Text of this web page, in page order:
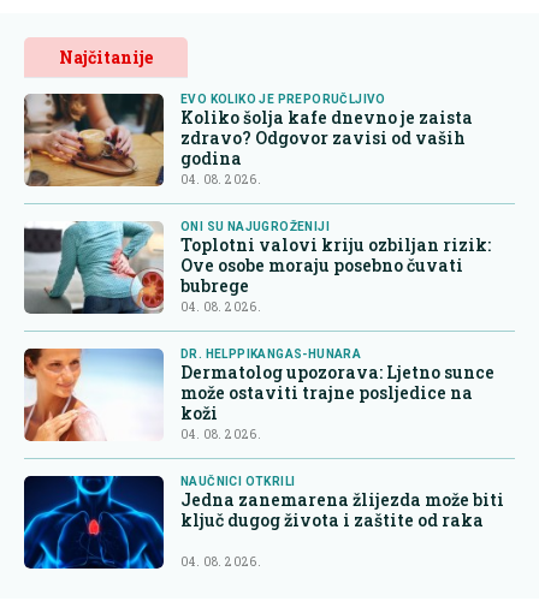
Najčitanije
EVO KOLIKO JE PREPORUČLJIVO
Koliko šolja kafe dnevno je zaista
zdravo? Odgovor zavisi od vaših
godina
04. 08. 2026.
ONI SU NAJUGROŽENIJI
Toplotni valovi kriju ozbiljan rizik:
Ove osobe moraju posebno čuvati
bubrege
04. 08. 2026.
DR. HELPPIKANGAS-HUNARA
Dermatolog upozorava: Ljetno sunce
može ostaviti trajne posljedice na
koži
04. 08. 2026.
NAUČNICI OTKRILI
Jedna zanemarena žlijezda može biti
ključ dugog života i zaštite od raka
04. 08. 2026.